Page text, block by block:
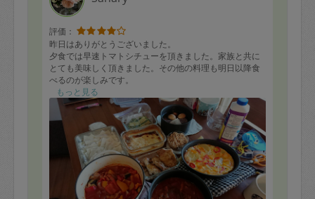
評価：
昨日はありがとうございました。
夕食では早速トマトシチューを頂きました。家族と共に
とても美味しく頂きました。その他の料理も明日以降食
べるのが楽しみです。
どの料理も野菜が豊富でとても良かったのですが、事前
に11品頼んでいたものが時間がなかったため2品作って
頂けず、残念でした。野菜やハーブなど余ってしまいハ
ーブ等は普段使うこともないので買い出しリストにあっ
たものは使っていただきたかったです。
その他料理について色々アドバイスを頂け参考になりま
した。ありがとうございました。
もっと見る